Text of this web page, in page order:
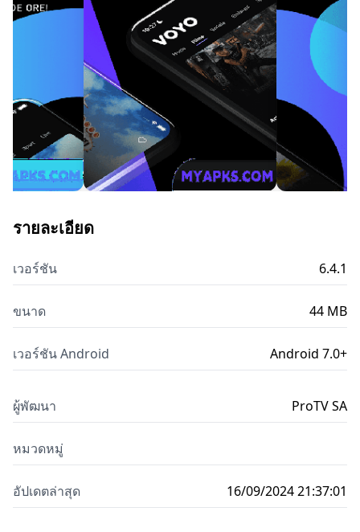
รายละเอียด
เวอร์ชัน 6.4.1
ขนาด 44 MB
เวอร์ชัน Android Android 7.0+
ผู้พัฒนา ProTV SA
หมวดหมู่
อัปเดตล่าสุด 16/09/2024 21:37:01